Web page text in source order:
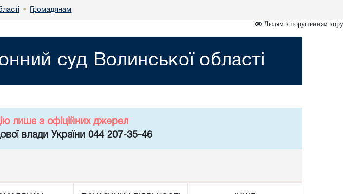
• Громадянам
Людям з порушенням зору
суд Волинської області
лише з офіційних джерел
влади України 044 207-35-46